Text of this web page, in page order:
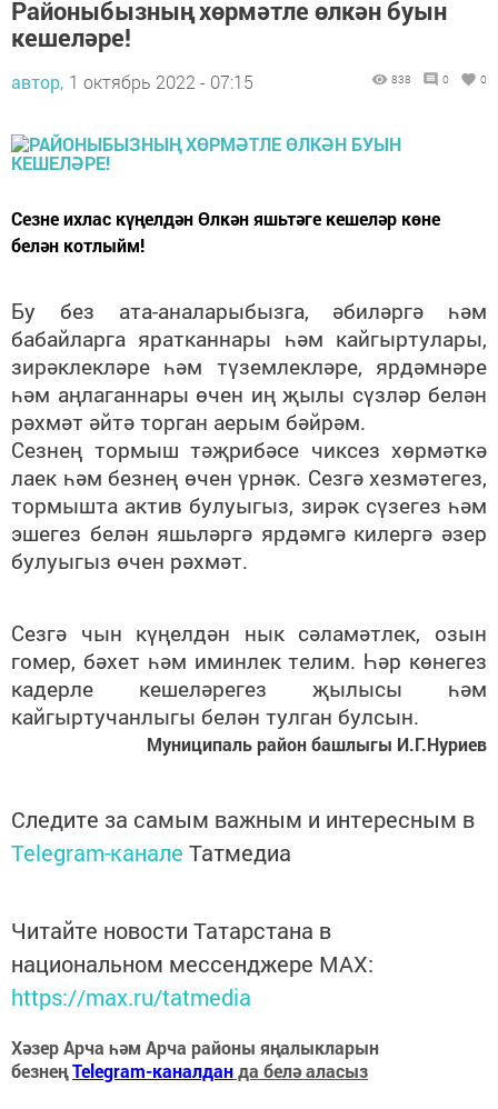
Районыбызның хөрмәтле өлкән буын
кешеләре!
автор, 1 октябрь 2022 - 07:15 838 0 0
Сезне ихлас күңелдән Өлкән яшьтәге кешеләр көне
белән котлыйм!
Бу без ата-аналарыбызга, әбиләргә һәм
бабайларга яратканнары һәм кайгыртулары,
зирәклекләре һәм түземлекләре, ярдәмнәре
һәм аңлаганнары өчен иң җылы сүзләр белән
рәхмәт әйтә торган аерым бәйрәм.
Сезнең тормыш тәҗрибәсе чиксез хөрмәткә
лаек һәм безнең өчен үрнәк. Сезгә хезмәтегез,
тормышта актив булуыгыз, зирәк сүзегез һәм
эшегез белән яшьләргә ярдәмгә килергә әзер
булуыгыз өчен рәхмәт.
Сезгә чын күңелдән нык сәламәтлек, озын
гомер, бәхет һәм иминлек телим. Һәр көнегез
кадерле кешеләрегез җылысы һәм
кайгыртучанлыгы белән тулган булсын.
Муниципаль район башлыгы И.Г.Нуриев
Следите за самым важным и интересным в
Telegram-канале Татмедиа
Читайте новости Татарстана в
национальном мессенджере MАХ:
https://max.ru/tatmedia
Хәзер Арча һәм Арча районы яңалыкларын
безнеңTelegram-каналданда белә аласыз